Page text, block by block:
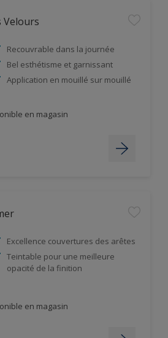
Velours
Recouvrable dans la journée
Bel esthétisme et garnissant
Application en mouillé sur mouillé
en magasin
Excellence couvertures des arêtes
Teintable pour une meilleure
opacité de la finition
en magasin